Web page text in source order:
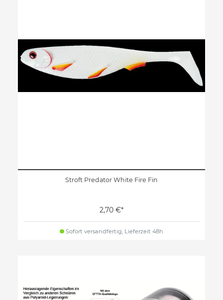
Stroft Predator White Fire Fin
2,70 €*
Sofort versandfertig, Lieferzeit 48h